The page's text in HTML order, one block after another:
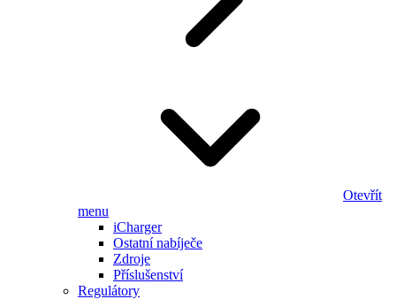
Otevřít
menu
iCharger
Ostatní nabíječe
Zdroje
Příslušenství
Regulátory